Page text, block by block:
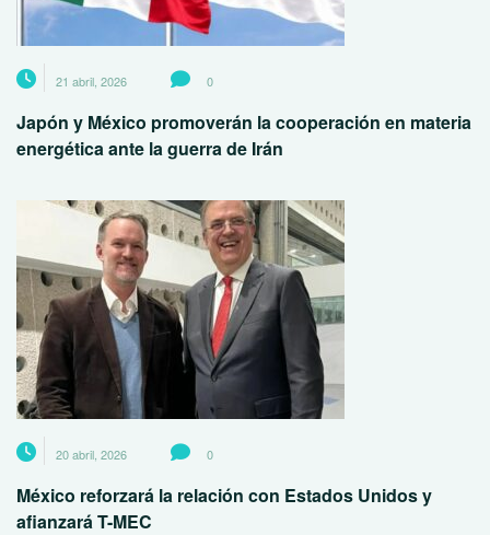
21 abril, 2026 0
Japón y México promoverán la cooperación en materia
energética ante la guerra de Irán
20 abril, 2026 0
México reforzará la relación con Estados Unidos y
afianzará T-MEC